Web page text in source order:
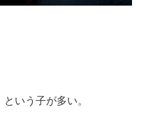
いう子が多い。